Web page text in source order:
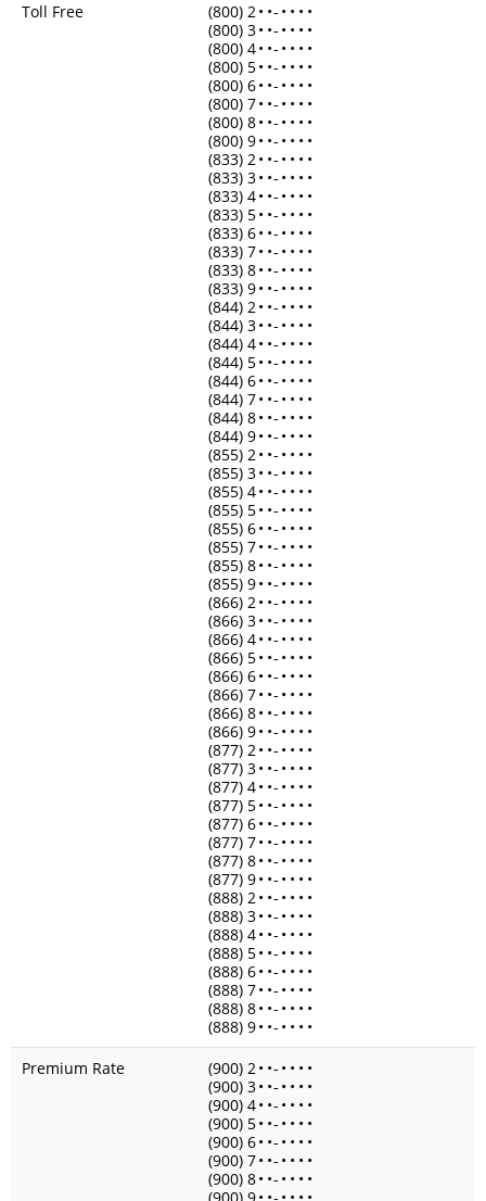
Toll Free
(800) 2• •- • • • •
(800) 3• •- • • • •
(800) 4• •- • • • •
(800) 5• •- • • • •
(800) 6• •- • • • •
(800) 7• •- • • • •
(800) 8• •- • • • •
(800) 9• •- • • • •
(833) 2• •- • • • •
(833) 3• •- • • • •
(833) 4• •- • • • •
(833) 5• •- • • • •
(833) 6• •- • • • •
(833) 7• •- • • • •
(833) 8• •- • • • •
(833) 9• •- • • • •
(844) 2• •- • • • •
(844) 3• •- • • • •
(844) 4• •- • • • •
(844) 5• •- • • • •
(844) 6• •- • • • •
(844) 7• •- • • • •
(844) 8• •- • • • •
(844) 9• •- • • • •
(855) 2• •- • • • •
(855) 3• •- • • • •
(855) 4• •- • • • •
(855) 5• •- • • • •
(855) 6• •- • • • •
(855) 7• •- • • • •
(855) 8• •- • • • •
(855) 9• •- • • • •
(866) 2• •- • • • •
(866) 3• •- • • • •
(866) 4• •- • • • •
(866) 5• •- • • • •
(866) 6• •- • • • •
(866) 7• •- • • • •
(866) 8• •- • • • •
(866) 9• •- • • • •
(877) 2• •- • • • •
(877) 3• •- • • • •
(877) 4• •- • • • •
(877) 5• •- • • • •
(877) 6• •- • • • •
(877) 7• •- • • • •
(877) 8• •- • • • •
(877) 9• •- • • • •
(888) 2• •- • • • •
(888) 3• •- • • • •
(888) 4• •- • • • •
(888) 5• •- • • • •
(888) 6• •- • • • •
(888) 7• •- • • • •
(888) 8• •- • • • •
(888) 9• •- • • • •
Premium Rate
(900) 2• •- • • • •
(900) 3• •- • • • •
(900) 4• •- • • • •
(900) 5• •- • • • •
(900) 6• •- • • • •
(900) 7• •- • • • •
(900) 8• •- • • • •